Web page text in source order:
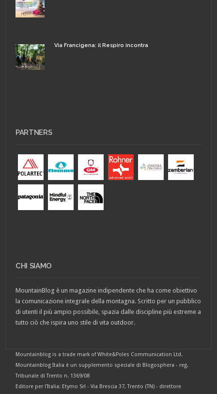
Via Francigena: il Respiro incontra
PARTNERS
CHI SIAMO
MountainBlog è un magazine indipendente che ha come obiettivo
la comunicazione integrale della montagna. Scritto per un pubblico
di utenti il più ampio possibile, spazia dalle discipline più estreme a
tutto ciò che ispira uno stile di vita outdoor.
Mountainblog is a trade mark of White&Poles Communication Ltd.
Mountainblog Italia è un supplemento speciale di Blogosphera - reg.
Tribunale di Trento n. 1369/08
Editore per l'Italia: Etymo Srl - Via Brescia 37, Trento (TN) - direttore